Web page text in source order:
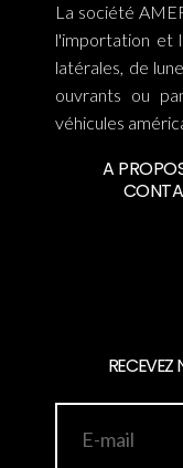
La société
l'importation et
latérales, de
ouvrants ou
véhicules
A
RECEVEZ